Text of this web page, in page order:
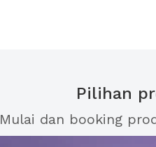
Pilihan
Mulai dan booking